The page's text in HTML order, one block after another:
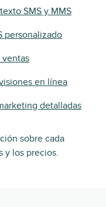
SMS y MMS
personalizado
ventas
en línea
detalladas
sobre cada
y los precios.